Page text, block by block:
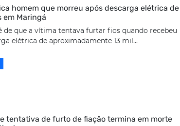
homem que morreu após descarga elétrica de
em Maringá
de que a vítima tentava furtar fios quando recebeu
elétrica de aproximadamente 13 mil...
tentativa de furto de fiação termina em morte